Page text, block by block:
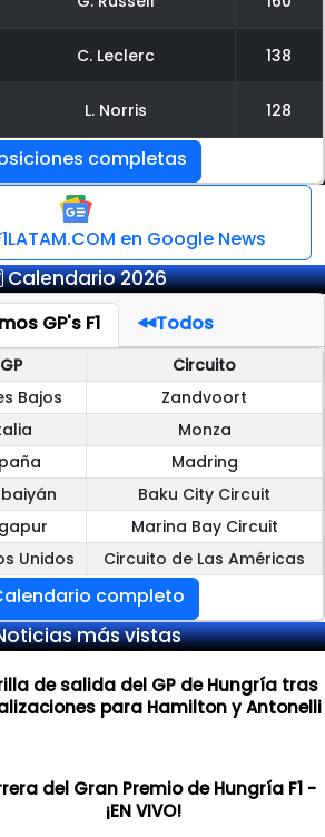
C. Leclerc 138
L. Norris 128
completas
en Google News
Calendario 2026
GP's F1 Todos
GP
Circuito
Bajos
Zandvoort
Monza
Madring
Baku City Circuit
Marina Bay Circuit
Unidos Circuito de Las Américas
completo
más vistas
de salida del GP de Hungría tras
para Hamilton y Antonelli
del Gran Premio de Hungría F1 -
¡EN VIVO!